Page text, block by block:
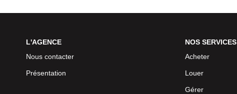
L'AGENCE
Nous contacter
Présentation
NOS SERVICES
Acheter
Louer
Gérer